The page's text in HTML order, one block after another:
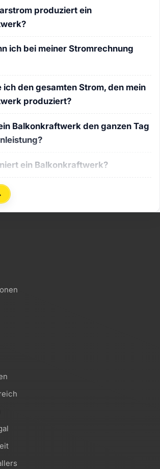
produziert ein
ich bei meiner Stromrechnung
ich den gesamten Strom, den mein
produziert?
Balkonkraftwerk den ganzen Tag
Balkonkraftwerk?
ein Balkonkraftwerk?